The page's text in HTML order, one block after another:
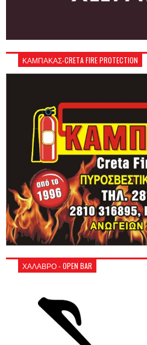
ΚΑΜΠΑΚΑΣ-CRETA FIRE PROTECTION
ΧΑΛΑΒΡΟ - OPEN BAR